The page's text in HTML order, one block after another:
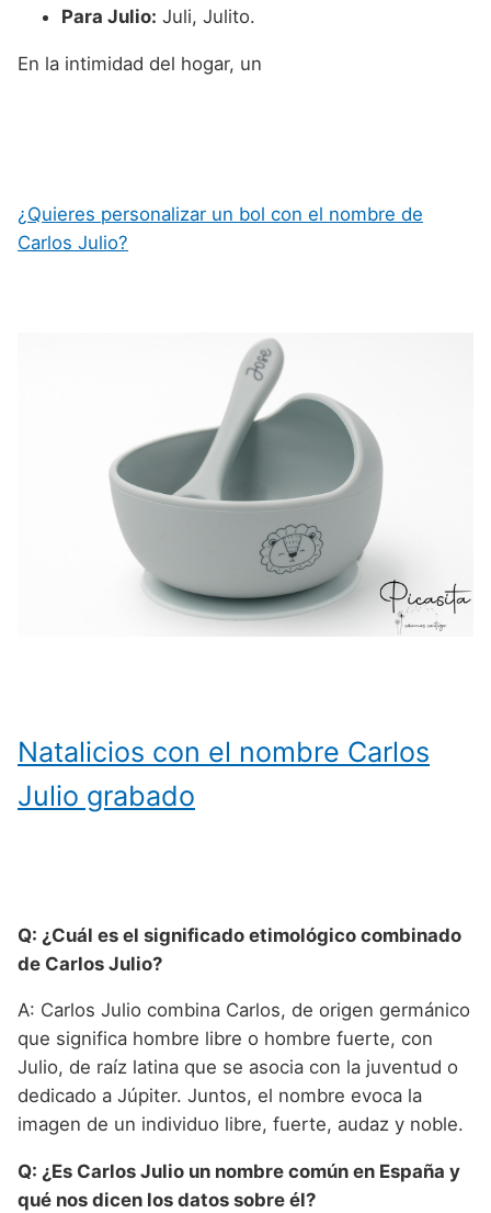
Para Julio: Juli, Julito.
En la intimidad del hogar, un
¿Quieres personalizar un bol con el nombre de
Carlos Julio?
Natalicios con el nombre Carlos
Julio grabado
Q: ¿Cuál es el significado etimológico combinado
de Carlos Julio?
A: Carlos Julio combina Carlos, de origen germánico
que significa hombre libre o hombre fuerte, con
Julio, de raíz latina que se asocia con la juventud o
dedicado a Júpiter. Juntos, el nombre evoca la
imagen de un individuo libre, fuerte, audaz y noble.
Q: ¿Es Carlos Julio un nombre común en España y
qué nos dicen los datos sobre él?